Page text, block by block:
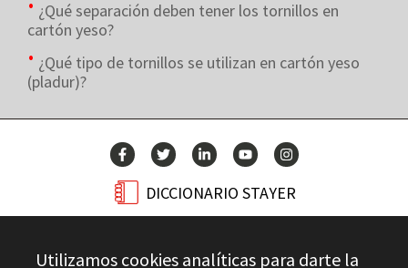
¿Qué separación deben tener los tornillos en
cartón yeso?
¿Qué tipo de tornillos se utilizan en cartón yeso
(pladur)?
DICCIONARIO STAYER
Utilizamos cookies analíticas para darte la